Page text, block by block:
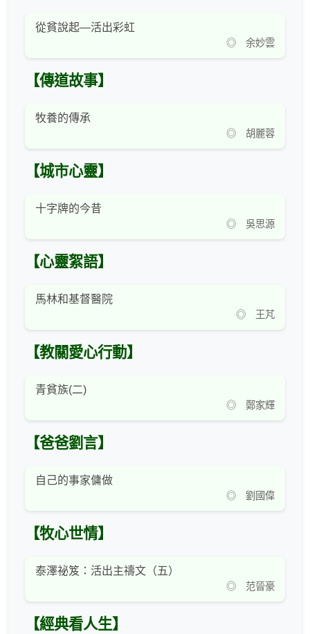
從貧說起—活出彩虹
◎ 余妙雲
【傳道故事】
牧養的傳承
◎ 胡麗蓉
【城市心靈】
十字牌的今昔
◎ 吳思源
【心靈絮語】
馬林和基督醫院
◎ 王芃
【教關愛心行動】
青貧族(二)
◎ 鄭家輝
【爸爸劉言】
自己的事家傭做
◎ 劉國偉
【牧心世情】
泰澤祕笈：活出主禱文（五）
◎ 范晉豪
【經典看人生】